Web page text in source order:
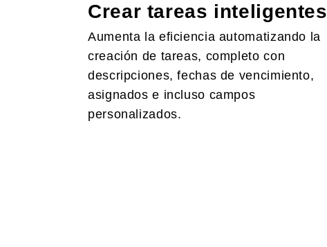
Crear tareas inteligentes
Aumenta la eficiencia automatizando la
creación de tareas, completo con
descripciones, fechas de vencimiento,
asignados e incluso campos
personalizados.